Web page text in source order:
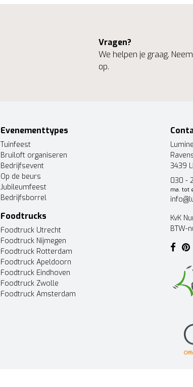
Vragen?
We helpen je graag.
op.
Evenementtypes
Tuinfeest
Bruiloft organiseren
Bedrijfsevent
Op de beurs
Jubileumfeest
Bedrijfsborrel
Foodtrucks
Foodtruck Utrecht
Foodtruck Nijmegen
Foodtruck Rotterdam
Foodtruck Apeldoorn
Foodtruck Eindhoven
Foodtruck Zwolle
Foodtruck Amsterdam
3439
030 -
ma. tot
KvK
BTW-